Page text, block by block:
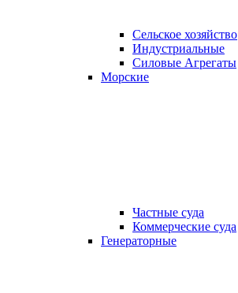
Сельское хозяйство
Индустриальные
Силовые Агрегаты
Морские
Частные суда
Коммерческие суда
Генераторные